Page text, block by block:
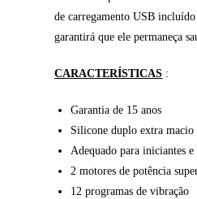
de carregamento USB
garantirá que ele permaneça
CARACTERÍSTICAS :
Garantia de 15 anos
Silicone duplo extra macio
Adequado para iniciantes e
2 motores de potência
12 programas de vibração